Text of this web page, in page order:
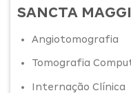
SANCTA
Angiotomografia
Tomografia
Internação Clínica